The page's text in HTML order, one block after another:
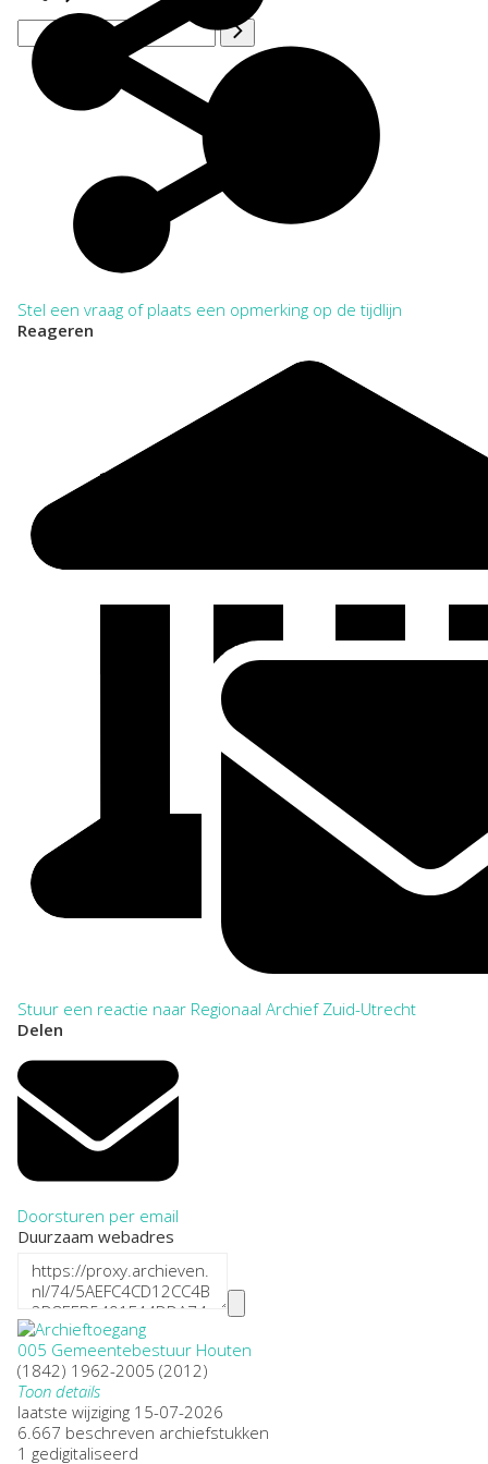
Stel een vraag of plaats een opmerking op de tijdlijn
Reageren
Stuur een reactie naar Regionaal Archief Zuid-Utrecht
Delen
Doorsturen per email
Duurzaam webadres
005 Gemeentebestuur Houten
(1842) 1962-2005 (2012)
Toon details
Datering:
(1842) 1962-2005 (2012)
Plaatsnaam:
laatste wijziging 15-07-2026
6.667 beschreven archiefstukken
1 gedigitaliseerd